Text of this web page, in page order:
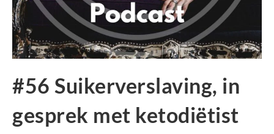
#56 Suikerverslaving, in
gesprek met ketodiëtist